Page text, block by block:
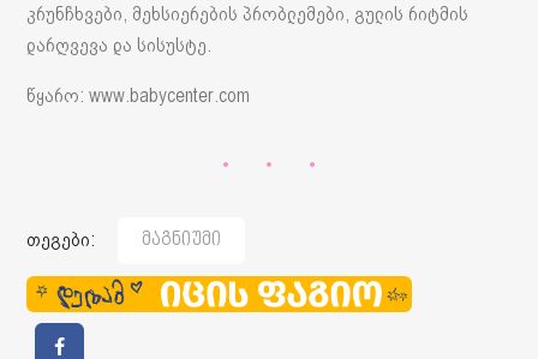
კრუნჩხვები, მეხსიერების პრობლემები, გულის რიტმის
დარღვევა და სისუსტე.
წყარო: www.babycenter.com
თეგები: Მაგნიუმი